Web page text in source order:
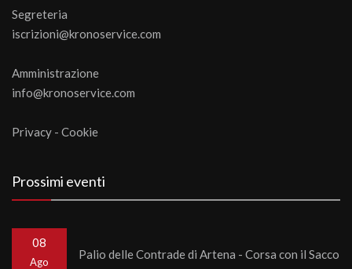
Segreteria
iscrizioni@kronoservice.com
Amministrazione
info@kronoservice.com
Privacy - Cookie
Prossimi eventi
08
Ago
Palio delle Contrade di Artena - Corsa con il Sacco